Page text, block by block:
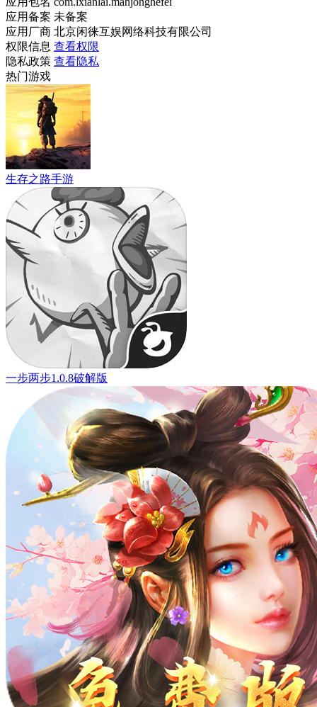
应用备案 未备案
应用厂商 北京闲徕互娱网络科技有限公司
权限信息 查看权限
隐私政策 查看隐私
热门游戏
生存之路手游
一步两步1.0.8破解版